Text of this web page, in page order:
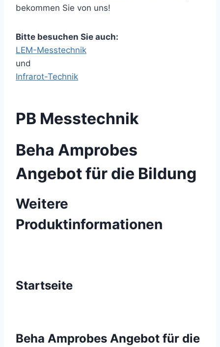
bekommen Sie von uns!
Bitte besuchen Sie auch:
LEM-Messtechnik
und
Infrarot-Technik
PB Messtechnik
Beha Amprobes
Angebot für die Bildung
Weitere
Produktinformationen
Startseite
Beha Amprobes Angebot für die